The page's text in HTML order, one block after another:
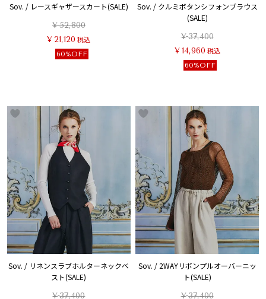
Sov. / レースギャザースカート(SALE)
¥52,800
¥ 21,120 税込
60%OFF
Sov. / クルミボタンシフォンブラウス
(SALE)
¥37,400
¥ 14,960 税込
60%OFF
Sov. / リネンスラブホルターネックベ
スト(SALE)
¥37,400
Sov. / 2WAYリボンプルオーバーニッ
ト(SALE)
¥37,400